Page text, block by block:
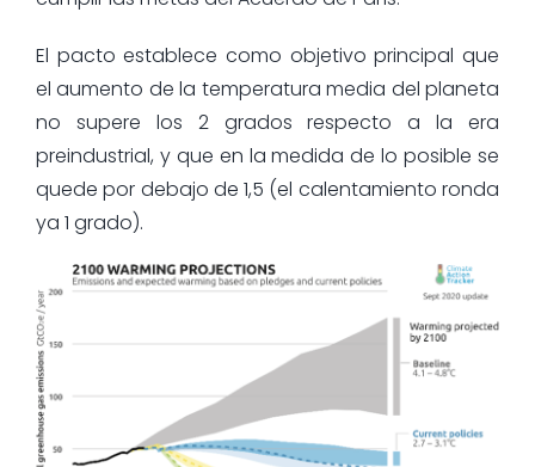
El pacto establece como objetivo principal que
el aumento de la temperatura media del planeta
no supere los 2 grados respecto a la era
preindustrial, y que en la medida de lo posible se
quede por debajo de 1,5 (el calentamiento ronda
ya 1 grado).